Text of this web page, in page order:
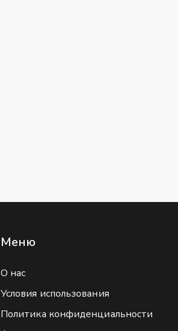
Меню
О нас
Условия использования
Политика конфиденциальности